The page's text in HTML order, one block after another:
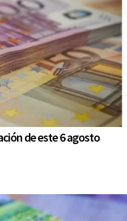
de este 6 agosto